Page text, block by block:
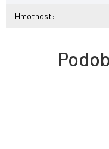
Hmotnost: